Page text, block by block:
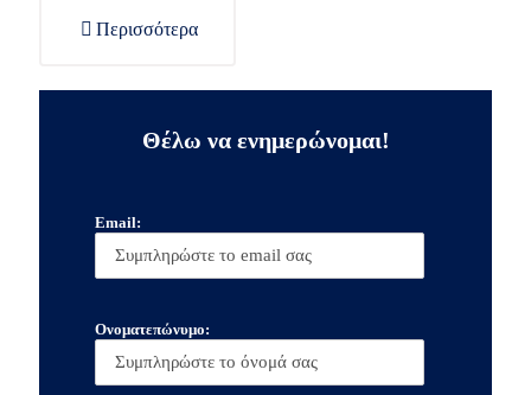
Περισσότερα
Θέλω να ενημερώνομαι!
Email:
Ονοματεπώνυμο: